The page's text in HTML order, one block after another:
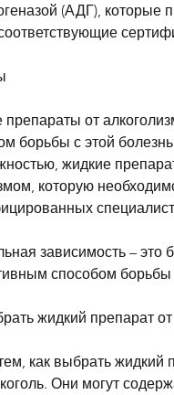
(АДГ), которые
от
борьбы с этой
жидкие
которую
зависимость – это
способом борьбы
жидкий препарат
как выбрать жидкий
Они могут